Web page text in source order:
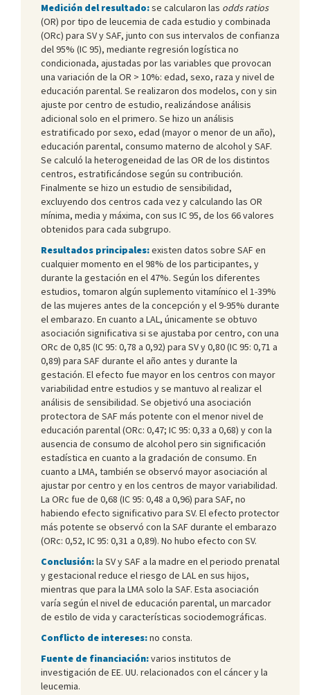
Medición del resultado:se calcularon las odds ratios
(OR) por tipo de leucemia de cada estudio y combinada
(ORc) para SV y SAF, junto con sus intervalos de confianza
del 95% (IC 95), mediante regresión logística no
condicionada, ajustadas por las variables que provocan
una variación de la OR > 10%: edad, sexo, raza y nivel de
educación parental. Se realizaron dos modelos, con y sin
ajuste por centro de estudio, realizándose análisis
adicional solo en el primero. Se hizo un análisis
estratificado por sexo, edad (mayor o menor de un año),
educación parental, consumo materno de alcohol y SAF.
Se calculó la heterogeneidad de las OR de los distintos
centros, estratificándose según su contribución.
Finalmente se hizo un estudio de sensibilidad,
excluyendo dos centros cada vez y calculando las OR
mínima, media y máxima, con sus IC 95, de los 66 valores
obtenidos para cada subgrupo.
Resultados principales:existen datos sobre SAF en
cualquier momento en el 98% de los participantes, y
durante la gestación en el 47%. Según los diferentes
estudios, tomaron algún suplemento vitamínico el 1-39%
de las mujeres antes de la concepción y el 9-95% durante
el embarazo. En cuanto a LAL, únicamente se obtuvo
asociación significativa si se ajustaba por centro, con una
ORc de 0,85 (IC 95: 0,78 a 0,92) para SV y 0,80 (IC 95: 0,71 a
0,89) para SAF durante el año antes y durante la
gestación. El efecto fue mayor en los centros con mayor
variabilidad entre estudios y se mantuvo al realizar el
análisis de sensibilidad. Se objetivó una asociación
protectora de SAF más potente con el menor nivel de
educación parental (ORc: 0,47; IC 95: 0,33 a 0,68) y con la
ausencia de consumo de alcohol pero sin significación
estadística en cuanto a la gradación de consumo. En
cuanto a LMA, también se observó mayor asociación al
ajustar por centro y en los centros de mayor variabilidad.
La ORc fue de 0,68 (IC 95: 0,48 a 0,96) para SAF, no
habiendo efecto significativo para SV. El efecto protector
más potente se observó con la SAF durante el embarazo
(ORc: 0,52, IC 95: 0,31 a 0,89). No hubo efecto con SV.
Conclusión:la SV y SAF a la madre en el periodo prenatal
y gestacional reduce el riesgo de LAL en sus hijos,
mientras que para la LMA solo la SAF. Esta asociación
varía según el nivel de educación parental, un marcador
de estilo de vida y características sociodemográficas.
Conflicto de intereses:no consta.
Fuente de financiación:varios institutos de
investigación de EE. UU. relacionados con el cáncer y la
leucemia.